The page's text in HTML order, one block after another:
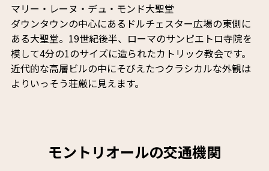
マリー・レーヌ・デュ・モンド大聖堂
ダウンタウンの中心にあるドルチェスター広場の東側に
ある大聖堂。19世紀後半、ローマのサンピエトロ寺院を
模して4分の1のサイズに造られたカトリック教会です。
近代的な高層ビルの中にそびえたつクラシカルな外観は
よりいっそう荘厳に見えます。
モントリオールの交通機関